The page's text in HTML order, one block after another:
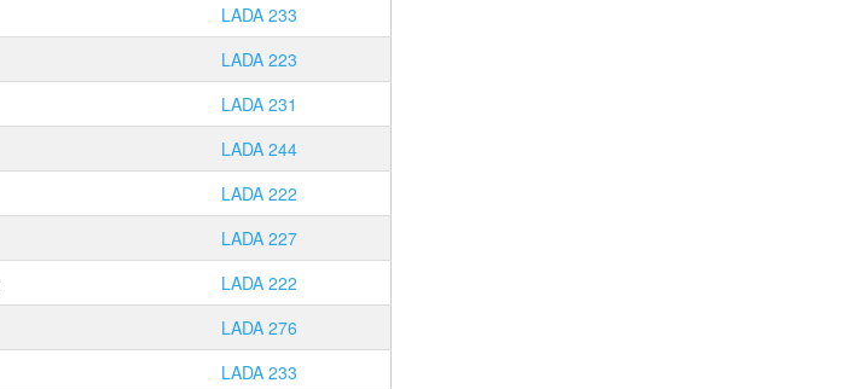
LADA 233
LADA 223
LADA 231
LADA 244
LADA 222
LADA 227
LADA 222
LADA 276
LADA 233